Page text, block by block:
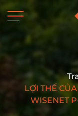
LỢI THẾ
WISENET